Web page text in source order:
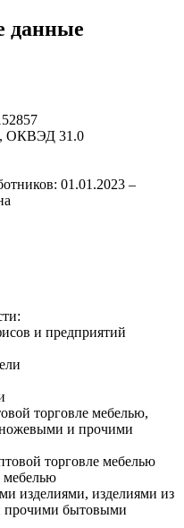
данные
ОКВЭД 31.0
01.01.2023 –
и предприятий
торговле мебелью,
и прочими
торговле мебелью
мебелью
изделиями, изделиями из
прочими бытовыми